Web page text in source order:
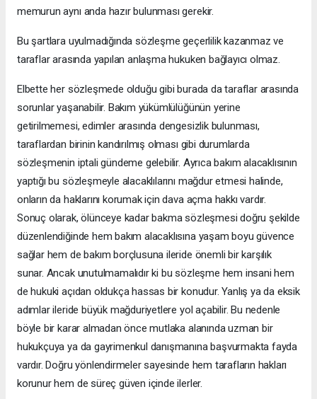
memurun aynı anda hazır bulunması gerekir.
Bu şartlara uyulmadığında sözleşme geçerlilik kazanmaz ve
taraflar arasında yapılan anlaşma hukuken bağlayıcı olmaz.
Elbette her sözleşmede olduğu gibi burada da taraflar arasında
sorunlar yaşanabilir. Bakım yükümlülüğünün yerine
getirilmemesi, edimler arasında dengesizlik bulunması,
taraflardan birinin kandırılmış olması gibi durumlarda
sözleşmenin iptali gündeme gelebilir. Ayrıca bakım alacaklısının
yaptığı bu sözleşmeyle alacaklılarını mağdur etmesi halinde,
onların da haklarını korumak için dava açma hakkı vardır.
Sonuç olarak, ölünceye kadar bakma sözleşmesi doğru şekilde
düzenlendiğinde hem bakım alacaklısına yaşam boyu güvence
sağlar hem de bakım borçlusuna ileride önemli bir karşılık
sunar. Ancak unutulmamalıdır ki bu sözleşme hem insani hem
de hukuki açıdan oldukça hassas bir konudur. Yanlış ya da eksik
adımlar ileride büyük mağduriyetlere yol açabilir. Bu nedenle
böyle bir karar almadan önce mutlaka alanında uzman bir
hukukçuya ya da gayrimenkul danışmanına başvurmakta fayda
vardır. Doğru yönlendirmeler sayesinde hem tarafların hakları
korunur hem de süreç güven içinde ilerler.